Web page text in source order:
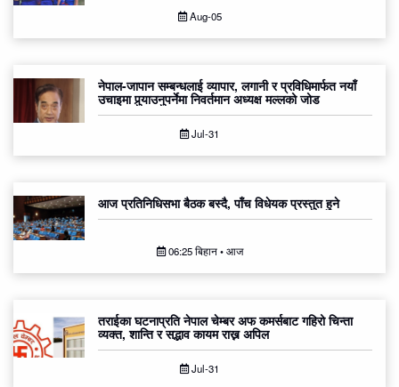
Aug-05
नेपाल-जापान सम्बन्धलाई व्यापार, लगानी र प्रविधिमार्फत नयाँ
उचाइमा पुर्‍याउनुपर्नेमा निवर्तमान अध्यक्ष मल्लको जोड
Jul-31
आज प्रतिनिधिसभा बैठक बस्दै, पाँच विधेयक प्रस्तुत हुने
06:25 बिहान • आज
तराईका घटनाप्रति नेपाल चेम्बर अफ कमर्सबाट गहिरो चिन्ता
व्यक्त, शान्ति र सद्भाव कायम राख्न अपिल
Jul-31